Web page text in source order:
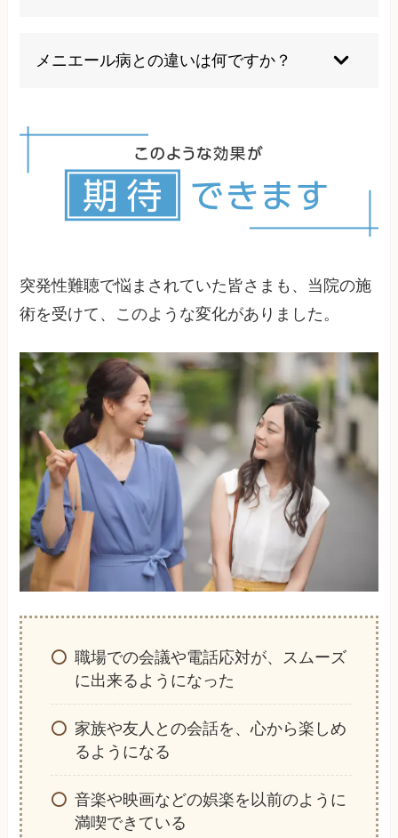
くとも1週間以内の受診が推奨されます。1か月を
超えると聴力固定のリスクが高まります。当院に
メニエール病との違いは何ですか？
りませんが、メニエール病は難聴とめまいを繰り
返すのが特徴で、発症パターンが大きく異なりま
す。
突発性難聴で悩まされていた皆さまも、当院の施
術を受けて、このような変化がありました。
職場での会議や電話応対が、スムーズ
に出来るようになった
家族や友人との会話を、心から楽しめ
るようになる
音楽や映画などの娯楽を以前のように
満喫できている